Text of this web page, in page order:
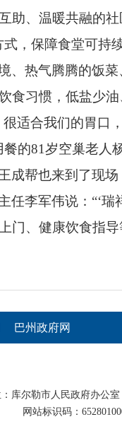
助、温暖共融的
，保障食堂可持
、热气腾腾的饭
食习惯，低盐少
适合我们的胃口
的81岁空巢老人
成帮也来到了现
任李军伟说：“‘
门、健康饮食指
巴州政府网
库尔勒市人民政府办公室
网站标识码：